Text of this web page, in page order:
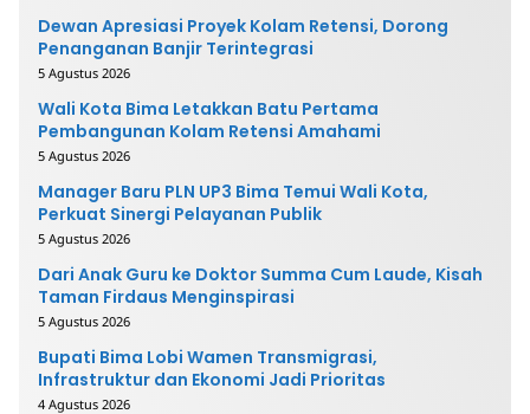
Dewan Apresiasi Proyek Kolam Retensi, Dorong
Penanganan Banjir Terintegrasi
5 Agustus 2026
Wali Kota Bima Letakkan Batu Pertama
Pembangunan Kolam Retensi Amahami
5 Agustus 2026
Manager Baru PLN UP3 Bima Temui Wali Kota,
Perkuat Sinergi Pelayanan Publik
5 Agustus 2026
Dari Anak Guru ke Doktor Summa Cum Laude, Kisah
Taman Firdaus Menginspirasi
5 Agustus 2026
Bupati Bima Lobi Wamen Transmigrasi,
Infrastruktur dan Ekonomi Jadi Prioritas
4 Agustus 2026